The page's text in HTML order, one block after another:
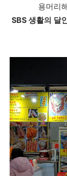
용머리
SBS 생활의 달